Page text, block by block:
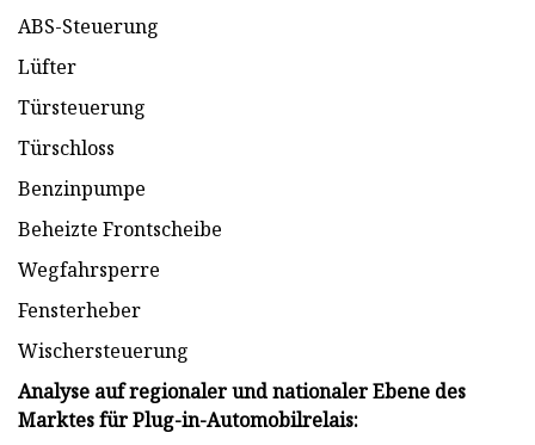
ABS-Steuerung
Lüfter
Türsteuerung
Türschloss
Benzinpumpe
Beheizte Frontscheibe
Wegfahrsperre
Fensterheber
Wischersteuerung
Analyse auf regionaler und nationaler Ebene des
Marktes für Plug-in-Automobilrelais: